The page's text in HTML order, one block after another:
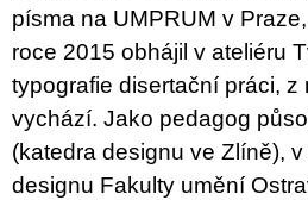
písma na UMPRUM v
roce 2015 obhájil v ateliéru
typografie disertační práci, z
vychází. Jako pedagog
(katedra designu ve Zlíně),
designu Fakulty umění